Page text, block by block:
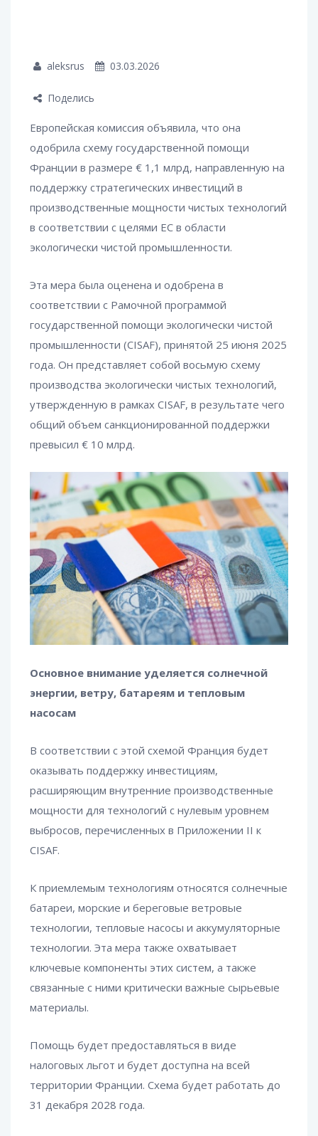
aleksrus 03.03.2026
Поделись
Европейская комиссия объявила, что она
одобрила схему государственной помощи
Франции в размере € 1,1 млрд, направленную на
поддержку стратегических инвестиций в
производственные мощности чистых технологий
в соответствии с целями ЕС в области
экологически чистой промышленности.
Эта мера была оценена и одобрена в
соответствии с Рамочной программой
государственной помощи экологически чистой
промышленности (CISAF), принятой 25 июня 2025
года. Он представляет собой восьмую схему
производства экологически чистых технологий,
утвержденную в рамках CISAF, в результате чего
общий объем санкционированной поддержки
превысил € 10 млрд.
Основное внимание уделяется солнечной
энергии, ветру, батареям и тепловым
насосам
В соответствии с этой схемой Франция будет
оказывать поддержку инвестициям,
расширяющим внутренние производственные
мощности для технологий с нулевым уровнем
выбросов, перечисленных в Приложении II к
CISAF.
К приемлемым технологиям относятся солнечные
батареи, морские и береговые ветровые
технологии, тепловые насосы и аккумуляторные
технологии. Эта мера также охватывает
ключевые компоненты этих систем, а также
связанные с ними критически важные сырьевые
материалы.
Помощь будет предоставляться в виде
налоговых льгот и будет доступна на всей
территории Франции. Схема будет работать до
31 декабря 2028 года.